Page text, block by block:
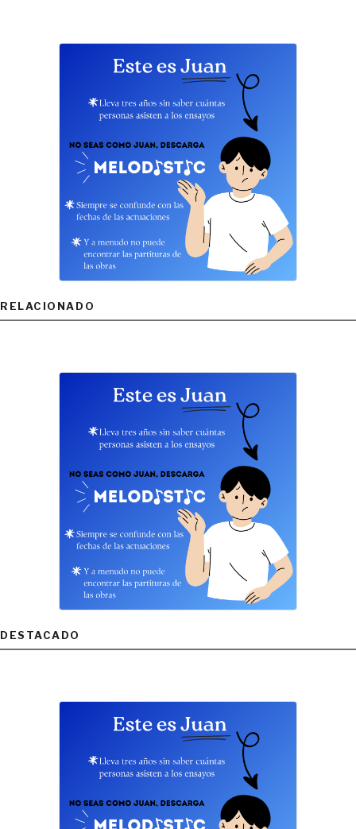
RELACIONADO
DESTACADO